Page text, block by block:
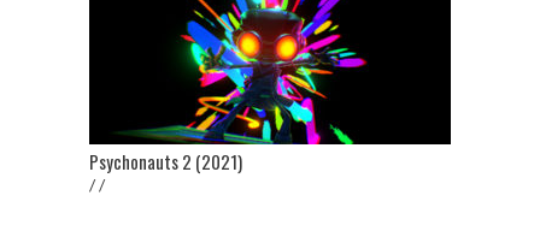
Psychonauts 2 (2021)
/ /